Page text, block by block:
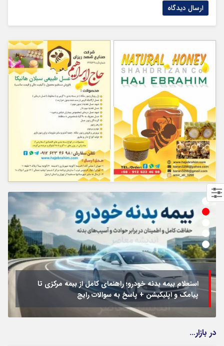
استعلام بیمه بدنه خودرو؛ راهنمای کامل از بیمه مرکزی تا
پیامک و اپلیکیشن + پاسخ به سوالات رایج
در بازار…